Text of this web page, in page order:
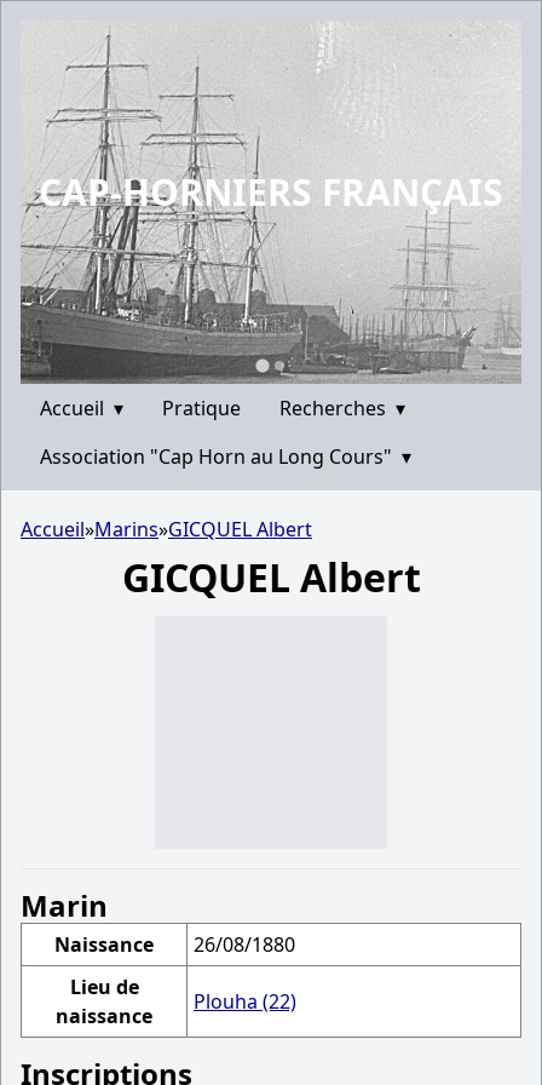
CAP-HORNIERS FRANÇAIS
Accueil ▾ Pratique Recherches ▾
Association "Cap Horn au Long Cours" ▾
Accueil»Marins»GICQUEL Albert
GICQUEL Albert
Marin
Naissance
26/08/1880
Lieu de
naissance
Plouha (22)
Inscriptions